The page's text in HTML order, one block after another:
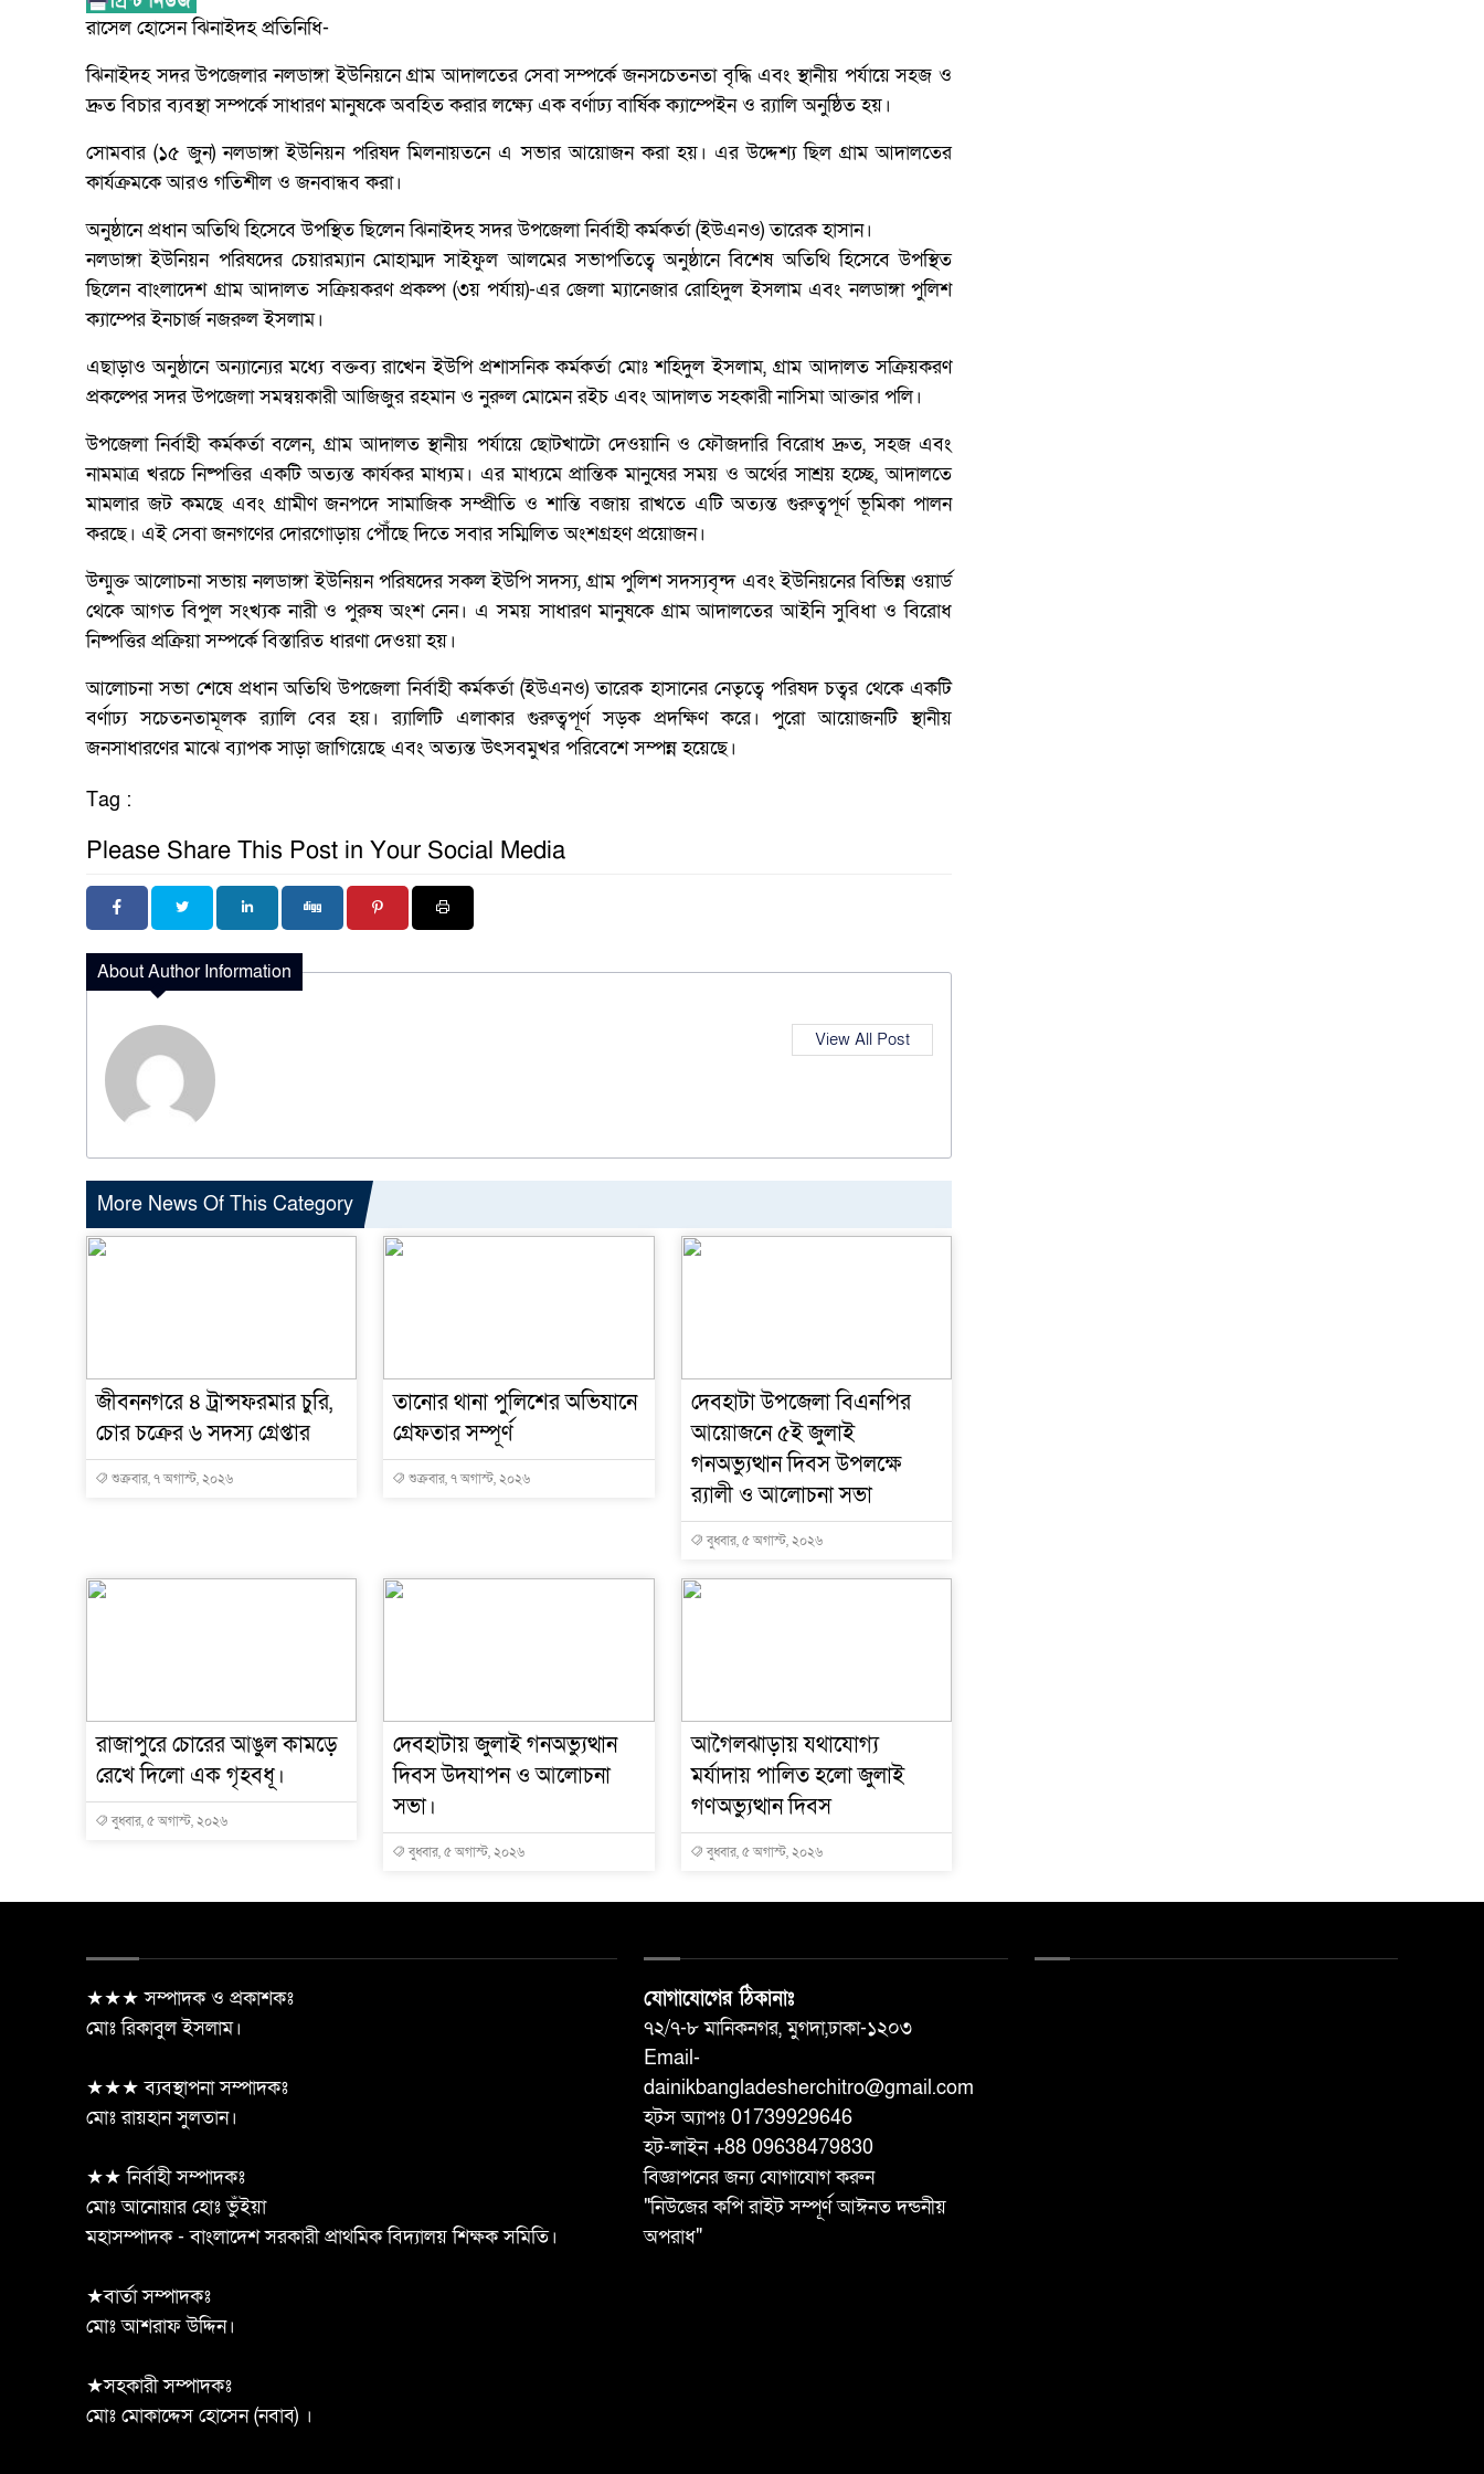
রাসেল হোসেন ঝিনাইদহ প্রতিনিধি-
ঝিনাইদহ সদর উপজেলার নলডাঙ্গা ইউনিয়নে গ্রাম আদালতের সেবা সম্পর্কে জনসচেতনতা বৃদ্ধি এবং স্থানীয় পর্যায়ে সহজ ও
দ্রুত বিচার ব্যবস্থা সম্পর্কে সাধারণ মানুষকে অবহিত করার লক্ষ্যে এক বর্ণাঢ্য বার্ষিক ক্যাম্পেইন ও র‍্যালি অনুষ্ঠিত হয়।
সোমবার (১৫ জুন) নলডাঙ্গা ইউনিয়ন পরিষদ মিলনায়তনে এ সভার আয়োজন করা হয়। এর উদ্দেশ্য ছিল গ্রাম আদালতের
কার্যক্রমকে আরও গতিশীল ও জনবান্ধব করা।
অনুষ্ঠানে প্রধান অতিথি হিসেবে উপস্থিত ছিলেন ঝিনাইদহ সদর উপজেলা নির্বাহী কর্মকর্তা (ইউএনও) তারেক হাসান।
নলডাঙ্গা ইউনিয়ন পরিষদের চেয়ারম্যান মোহাম্মদ সাইফুল আলমের সভাপতিত্বে অনুষ্ঠানে বিশেষ অতিথি হিসেবে উপস্থিত
ছিলেন বাংলাদেশ গ্রাম আদালত সক্রিয়করণ প্রকল্প (৩য় পর্যায়)-এর জেলা ম্যানেজার রোহিদুল ইসলাম এবং নলডাঙ্গা পুলিশ
ক্যাম্পের ইনচার্জ নজরুল ইসলাম।
এছাড়াও অনুষ্ঠানে অন্যান্যের মধ্যে বক্তব্য রাখেন ইউপি প্রশাসনিক কর্মকর্তা মোঃ শহিদুল ইসলাম, গ্রাম আদালত সক্রিয়করণ
প্রকল্পের সদর উপজেলা সমন্বয়কারী আজিজুর রহমান ও নুরুল মোমেন রইচ এবং আদালত সহকারী নাসিমা আক্তার পলি।
উপজেলা নির্বাহী কর্মকর্তা বলেন, গ্রাম আদালত স্থানীয় পর্যায়ে ছোটখাটো দেওয়ানি ও ফৌজদারি বিরোধ দ্রুত, সহজ এবং
নামমাত্র খরচে নিষ্পত্তির একটি অত্যন্ত কার্যকর মাধ্যম। এর মাধ্যমে প্রান্তিক মানুষের সময় ও অর্থের সাশ্রয় হচ্ছে, আদালতে
মামলার জট কমছে এবং গ্রামীণ জনপদে সামাজিক সম্প্রীতি ও শান্তি বজায় রাখতে এটি অত্যন্ত গুরুত্বপূর্ণ ভূমিকা পালন
করছে। এই সেবা জনগণের দোরগোড়ায় পৌঁছে দিতে সবার সম্মিলিত অংশগ্রহণ প্রয়োজন।
উন্মুক্ত আলোচনা সভায় নলডাঙ্গা ইউনিয়ন পরিষদের সকল ইউপি সদস্য, গ্রাম পুলিশ সদস্যবৃন্দ এবং ইউনিয়নের বিভিন্ন ওয়ার্ড
থেকে আগত বিপুল সংখ্যক নারী ও পুরুষ অংশ নেন। এ সময় সাধারণ মানুষকে গ্রাম আদালতের আইনি সুবিধা ও বিরোধ
নিষ্পত্তির প্রক্রিয়া সম্পর্কে বিস্তারিত ধারণা দেওয়া হয়।
আলোচনা সভা শেষে প্রধান অতিথি উপজেলা নির্বাহী কর্মকর্তা (ইউএনও) তারেক হাসানের নেতৃত্বে পরিষদ চত্বর থেকে একটি
বর্ণাঢ্য সচেতনতামূলক র‍্যালি বের হয়। র‍্যালিটি এলাকার গুরুত্বপূর্ণ সড়ক প্রদক্ষিণ করে। পুরো আয়োজনটি স্থানীয়
জনসাধারণের মাঝে ব্যাপক সাড়া জাগিয়েছে এবং অত্যন্ত উৎসবমুখর পরিবেশে সম্পন্ন হয়েছে।
Tag :
Please Share This Post in Your Social Media
About Author Information
View All Post
More News Of This Category
জীবননগরে ৪ ট্রান্সফরমার চুরি,
চোর চক্রের ৬ সদস্য গ্রেপ্তার
শুক্রবার, ৭ অগাস্ট, ২০২৬
তানোর থানা পুলিশের অভিযানে
গ্রেফতার সম্পূর্ণ
শুক্রবার, ৭ অগাস্ট, ২০২৬
দেবহাটা উপজেলা বিএনপির
আয়োজনে ৫ই জুলাই
গনঅভ্যুত্থান দিবস উপলক্ষে
র‍্যালী ও আলোচনা সভা
বুধবার, ৫ অগাস্ট, ২০২৬
রাজাপুরে চোরের আঙুল কামড়ে
রেখে দিলো এক গৃহবধূ।
বুধবার, ৫ অগাস্ট, ২০২৬
দেবহাটায় জুলাই গনঅভ্যুত্থান
দিবস উদযাপন ও আলোচনা
সভা।
বুধবার, ৫ অগাস্ট, ২০২৬
আগৈলঝাড়ায় যথাযোগ্য
মর্যাদায় পালিত হলো জুলাই
গণঅভ্যুত্থান দিবস
বুধবার, ৫ অগাস্ট, ২০২৬
★★★ সম্পাদক ও প্রকাশকঃ
মোঃ রিকাবুল ইসলাম।
★★★ ব্যবস্থাপনা সম্পাদকঃ
মোঃ রায়হান সুলতান।
★★ নির্বাহী সম্পাদকঃ
মোঃ আনোয়ার হোঃ ভুঁইয়া
মহাসম্পাদক - বাংলাদেশ সরকারী প্রাথমিক বিদ্যালয় শিক্ষক সমিতি।
★বার্তা সম্পাদকঃ
মোঃ আশরাফ উদ্দিন।
★সহকারী সম্পাদকঃ
মোঃ মোকাদ্দেস হোসেন (নবাব) ।
যোগাযোগের ঠিকানাঃ
৭২/৭-৮ মানিকনগর, মুগদা,ঢাকা-১২০৩
Email-
dainikbangladesherchitro@gmail.com
হটস অ্যাপঃ 01739929646
হট-লাইন +88 09638479830
বিজ্ঞাপনের জন্য যোগাযোগ করুন
"নিউজের কপি রাইট সম্পূর্ণ আঈনত দন্ডনীয়
অপরাধ"